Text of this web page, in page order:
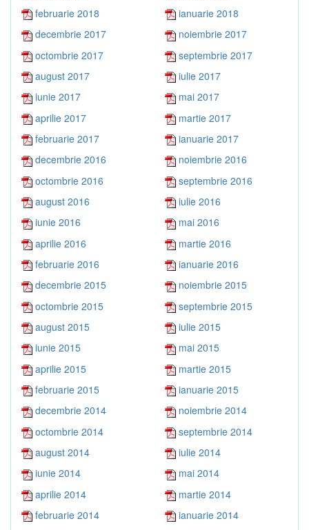
februarie 2018
ianuarie 2018
decembrie 2017
noiembrie 2017
octombrie 2017
septembrie 2017
august 2017
iulie 2017
iunie 2017
mai 2017
aprilie 2017
martie 2017
februarie 2017
ianuarie 2017
decembrie 2016
noiembrie 2016
octombrie 2016
septembrie 2016
august 2016
iulie 2016
iunie 2016
mai 2016
aprilie 2016
martie 2016
februarie 2016
ianuarie 2016
decembrie 2015
noiembrie 2015
octombrie 2015
septembrie 2015
august 2015
iulie 2015
iunie 2015
mai 2015
aprilie 2015
martie 2015
februarie 2015
ianuarie 2015
decembrie 2014
noiembrie 2014
octombrie 2014
septembrie 2014
august 2014
iulie 2014
iunie 2014
mai 2014
aprilie 2014
martie 2014
februarie 2014
ianuarie 2014